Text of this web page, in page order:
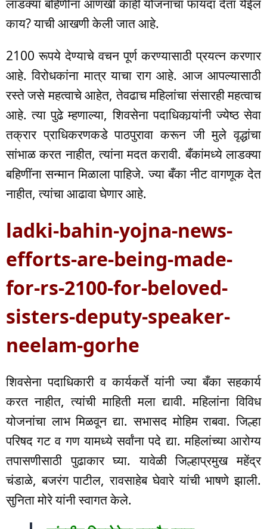
लाडक्या बहिणींना आणखी काही योजनांचा फायदा देता येईल
काय? याची आखणी केली जात आहे.
2100 रूपये देण्याचे वचन पूर्ण करण्यासाठी प्रयत्न करणार
आहे. विरोधकांना मात्र याचा राग आहे. आज आपल्यासाठी
रस्ते जसे महत्वाचे आहेत, तेवढाच महिलांचा संसारही महत्वाच
आहे. त्या पुढे म्हणाल्या, शिवसेना पदाधिकार्‍यांनी ज्येष्ठ सेवा
तक्रार प्राधिकरणकडे पाठपुरावा करून जी मुले वृद्धांचा
सांभाळ करत नाहीत, त्यांना मदत करावी. बँकांमध्ये लाडक्या
बहिणींना सन्मान मिळाला पाहिजे. ज्या बँका नीट वागणूक देत
नाहीत, त्यांचा आढावा घेणार आहे.
ladki-bahin-yojna-news-
efforts-are-being-made-
for-rs-2100-for-beloved-
sisters-deputy-speaker-
neelam-gorhe
शिवसेना पदाधिकारी व कार्यकर्ते यांनी ज्या बँका सहकार्य
करत नाहीत, त्यांची माहिती मला द्यावी. महिलांना विविध
योजनांचा लाभ मिळवून द्या. सभासद मोहिम राबवा. जिल्हा
परिषद गट व गण यामध्ये सर्वांना पदे द्या. महिलांच्या आरोग्य
तपासणीसाठी पुढाकार घ्या. यावेळी जिल्हाप्रमुख महेंद्र
चंडाळे, बजरंग पाटील, रावसाहेब घेवारे यांची भाषणे झाली.
सुनिता मोरे यांनी स्वागत केले.